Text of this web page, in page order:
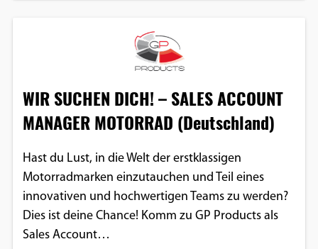
WIR SUCHEN DICH! – SALES ACCOUNT
MANAGER MOTORRAD (Deutschland)
Hast du Lust, in die Welt der erstklassigen
Motorradmarken einzutauchen und Teil eines
innovativen und hochwertigen Teams zu werden?
Dies ist deine Chance! Komm zu GP Products als
Sales Account…